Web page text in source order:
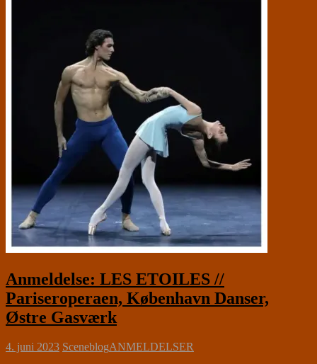
Anmeldelse: LES ETOILES //
Pariseroperaen, København Danser,
Østre Gasværk
4. juni 2023 SceneblogANMELDELSER